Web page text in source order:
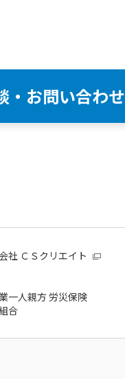
・お問い合わせ
社 ＣＳクリエイト
一人親方 労災保険
合